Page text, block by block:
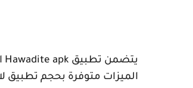
يتضمن تطبيق Hawadite apk